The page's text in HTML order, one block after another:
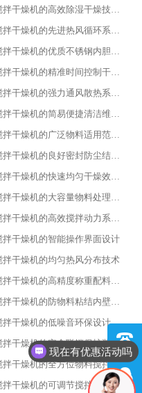
搅拌干燥机的高效除湿干燥技术应用
搅拌干燥机的先进热风循环系统设计
搅拌干燥机的优质不锈钢内胆材质优势
搅拌干燥机的精准时间控制干燥策略
搅拌干燥机的强力通风散热系统功能
搅拌干燥机的简易便捷清洁维护方式
搅拌干燥机的广泛物料适用范围表现
搅拌干燥机的良好密封防尘结构设计
搅拌干燥机的快速均匀干燥效果呈现
搅拌干燥机的大容量物料处理能力优势
搅拌干燥机的高效搅拌动力系统特性
拌干燥机的智能操作界面设计
拌干燥机的均匀热风分布技术
搅拌干燥机的高精度称重配料系统
搅拌干燥机的防物料粘结内壁处理
搅拌干燥机的低噪音环保设计理念
拌干燥机的安全联锁保护装置
搅拌干燥机的全方位物料搅拌效果
搅拌干燥机的可调节搅拌速度功能
可以介绍下你们的产品么
现在有优惠活动吗